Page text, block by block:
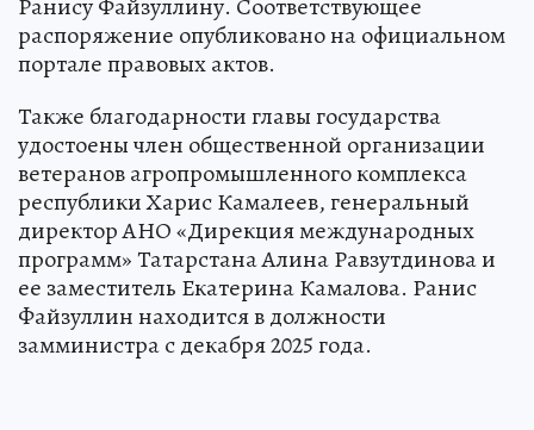
распоряжение опубликовано на официальном
портале правовых актов.
Также благодарности главы государства
удостоены член общественной организации
ветеранов агропромышленного комплекса
республики Харис Камалеев, генеральный
директор АНО «Дирекция международных
программ» Татарстана Алина Равзутдинова и
ее заместитель Екатерина Камалова. Ранис
Файзуллин находится в должности
замминистра с декабря 2025 года.